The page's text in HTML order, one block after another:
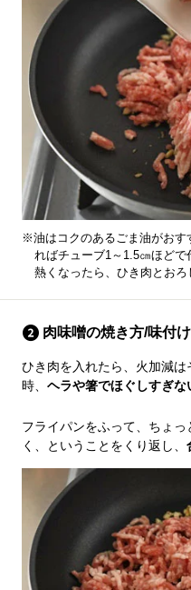
※油はコクのあるごま油がおす
ればチューブ1～1.5㎝ほど
熱くなったら、ひき肉とおろ
肉味噌の焼き方/味付け
ひき肉を入れたら、火加減
時、 ヘラや箸でほぐしすぎ
フライパンをふって、ちょ
く、ということをくり返し、